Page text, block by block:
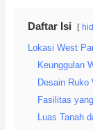
Daftar Isi
Lokasi West
Keunggulan
Desain Ruko
Fasilitas
Luas Tanah